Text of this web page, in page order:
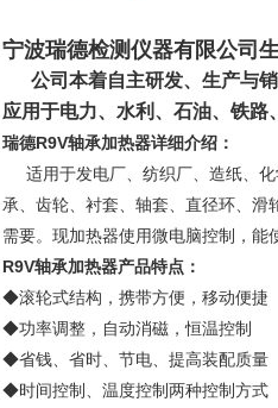
宁波瑞德检测仪器有限公司
公司本着自主研发、生产与
应用于电力、水利、石油、铁路
瑞德R9V轴承加热器详细介绍 ：
适用于发电厂、纺织厂、造纸、
承、齿轮、衬套、轴套、直径环、滑
需要。 现加热器使用微电脑控制，能
R9V轴承加热器产品特点：
◆滚轮式结构，携带方便，移动便捷
◆功率调整，自动消磁，恒温控制
◆省钱、省时、节电、提高装配质量
◆时间控制、温度控制两种控制方式